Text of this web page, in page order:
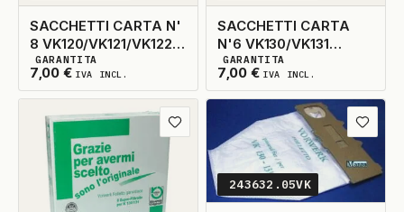
SACCHETTI CARTA N'
8 VK120/VK121/VK122
ADATTABILE
7,00 € IVA INCL.
3DISPONIBILI
GARANTITA
SACCHETTI CARTA
N'6 VK130/VK131
ADATTABILE
7,00 € IVA INCL.
3DISPONIBILI
GARANTITA
Aggiungi ai preferiti
243632.05VK